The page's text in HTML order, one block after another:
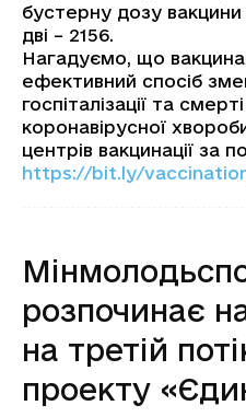
бустерну дозу
дві – 2156.
Нагадуємо, що
ефективний спосіб
госпіталізації та
коронавірусної
центрів вакцинації за
https://bit.ly/
розпочинає
на третій
проекту